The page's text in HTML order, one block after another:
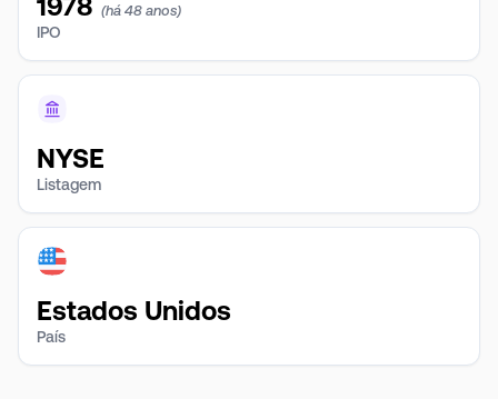
1978 (há 48 anos)
IPO
NYSE
Listagem
Estados Unidos
País